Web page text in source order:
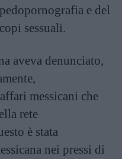
e del
sessuali.
aveva denunciato,
messicani che
rete
è stata
nei pressi di